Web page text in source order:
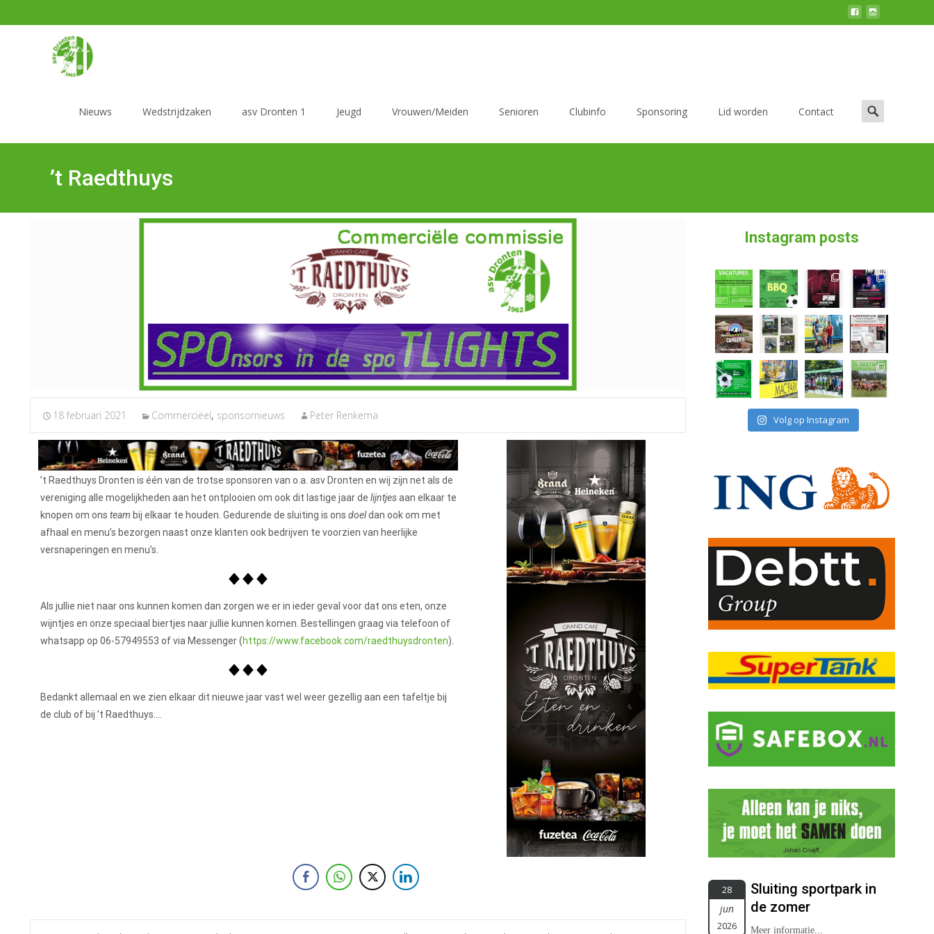
Nieuws Wedstrijdzaken asv Dronten 1 Jeugd Vrouwen/Meiden Senioren Clubinfo Sponsoring Lid worden Contact
’t Raedthuys
18 februari 2021 Commerciëel, sponsornieuws Peter Renkema
’t Raedthuys Dronten is één van de trotse sponsoren van o.a. asv Dronten en wij zijn net als de
vereniging alle mogelijkheden aan het ontplooien om ook dit lastige jaar de lijntjesaan elkaar te
knopen om ons team bij elkaar te houden. Gedurende de sluiting is ons doeldan ook om met
afhaal en menu’s bezorgen naast onze klanten ook bedrijven te voorzien van heerlijke
versnaperingen en menu’s.
Als jullie niet naar ons kunnen komen dan zorgen we er in ieder geval voor dat ons eten, onze
wijntjes en onze speciaal biertjes naar jullie kunnen komen. Bestellingen graag via telefoon of
whatsapp op 06-57949553 of via Messenger (https://www.facebook.com/raedthuysdronten).
Bedankt allemaal en we zien elkaar dit nieuwe jaar vast wel weer gezellig aan een tafeltje bij
de club of bij ’t Raedthuys….
Instagram posts
Volg op Instagram
28
jun
2026
Sluiting sportpark in
de zomer
Meer informatie...